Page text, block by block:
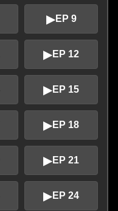
▶EP 9
▶EP 12
▶EP 15
▶EP 18
▶EP 21
▶EP 24